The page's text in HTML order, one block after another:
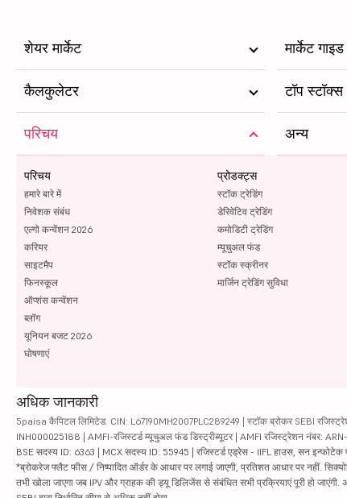
शेयर मार्केट मार्केट गाइड
कैलकुलेटर टॉप स्टॉक्स
परिचय
परिचय
हमारे बारे में
निवेशक संबंध
एल्गो कन्वेंशन 2026
करियर
साइटमैप
फिनस्कूल
ऑप्शंस कन्वेंशन
ब्लॉग
यूनियन बजट 2026
घोषणाएं
प्रोडक्ट्स
स्टॉक ट्रेडिंग
डेरिवेटिव ट्रेडिंग
कमोडिटी ट्रेडिंग
म्यूचुअल फंड
स्टॉक स्क्रीनर
मार्जिन ट्रेडिंग सुविधा
अन्य
अधिक जानकारी
5paisa कैपिटल लिमिटेड. CIN: L67190MH2007PLC289249 | स्टॉक ब्रोकर SEBI
INH000025188 | AMFI-रजिस्टर्ड म्यूचुअल फंड डिस्ट्रीब्यूटर | AMFI रजिस्ट्रेशन नंबर:
BSE सदस्य ID: 6363 | MCX सदस्य ID: 55945 | रजिस्टर्ड एड्रेस - IIFL हाउस, सन इन्फोटेक
*ब्रोकरेज फ्लैट फीस / निष्पादित ऑर्डर के आधार पर लगाई जाएगी, प्रतिशत आधार पर नहीं.
तभी खोला जाएगा जब IPV और ग्राहक की ड्यू डिलिजेंस से संबंधित सभी प्रक्रियाएं पूरी हो